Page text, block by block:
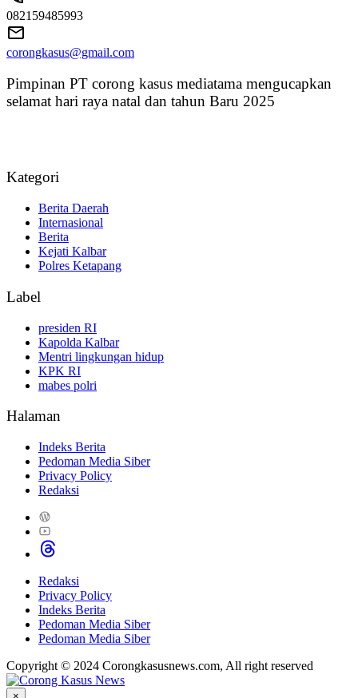
082159485993
corongkasus@gmail.com
Pimpinan PT corong kasus mediatama mengucapkan
selamat hari raya natal dan tahun Baru 2025
Kategori
Berita Daerah
Internasional
Berita
Kejati Kalbar
Polres Ketapang
Label
presiden RI
Kapolda Kalbar
Mentri lingkungan hidup
KPK RI
mabes polri
Halaman
Indeks Berita
Pedoman Media Siber
Privacy Policy
Redaksi
Redaksi
Privacy Policy
Indeks Berita
Pedoman Media Siber
Pedoman Media Siber
Copyright © 2024 Corongkasusnews.com, All right reserved